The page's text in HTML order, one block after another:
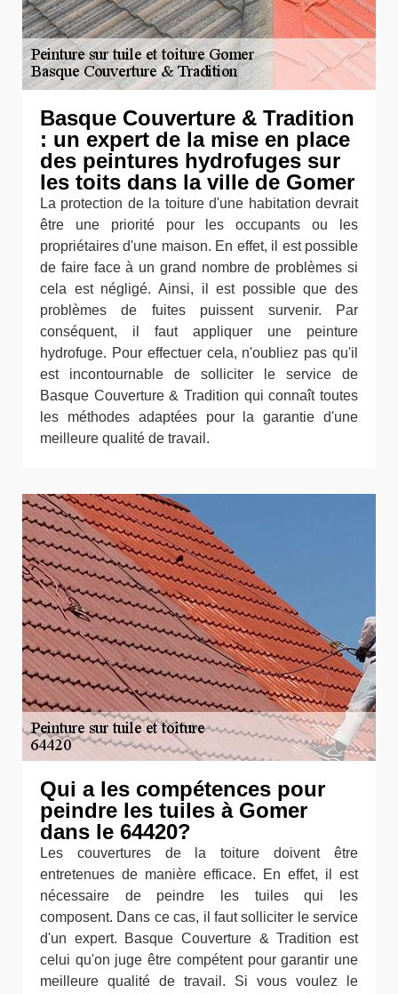
Basque Couverture & Tradition
: un expert de la mise en place
des peintures hydrofuges sur
les toits dans la ville de Gomer
La protection de la toiture d'une habitation devrait
être une priorité pour les occupants ou les
propriétaires d'une maison. En effet, il est possible
de faire face à un grand nombre de problèmes si
cela est négligé. Ainsi, il est possible que des
problèmes de fuites puissent survenir. Par
conséquent, il faut appliquer une peinture
hydrofuge. Pour effectuer cela, n'oubliez pas qu'il
est incontournable de solliciter le service de
Basque Couverture & Tradition qui connaît toutes
les méthodes adaptées pour la garantie d'une
meilleure qualité de travail.
Qui a les compétences pour
peindre les tuiles à Gomer
dans le 64420?
Les couvertures de la toiture doivent être
entretenues de manière efficace. En effet, il est
nécessaire de peindre les tuiles qui les
composent. Dans ce cas, il faut solliciter le service
d'un expert. Basque Couverture & Tradition est
celui qu'on juge être compétent pour garantir une
meilleure qualité de travail. Si vous voulez le